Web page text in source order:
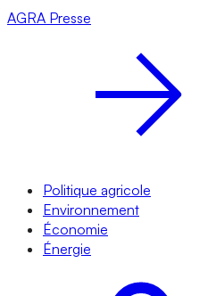
AGRA Presse
Politique agricole
Environnement
Économie
Énergie